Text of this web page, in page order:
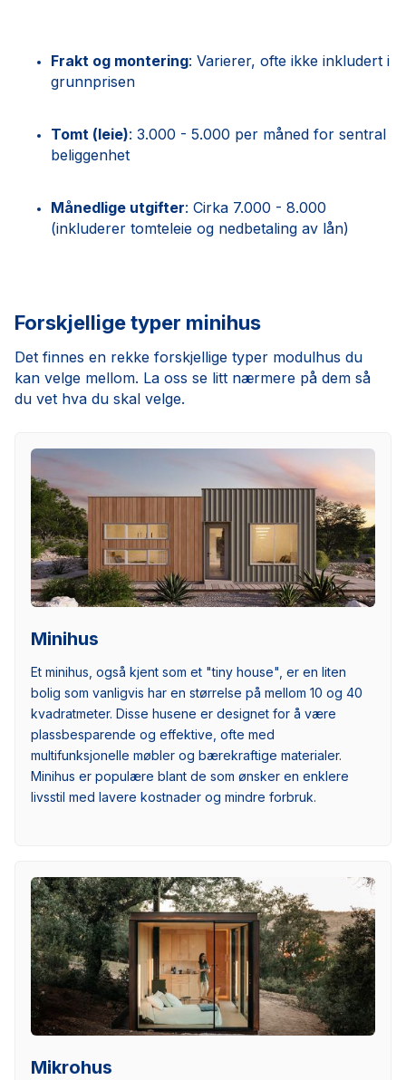
Frakt og montering: Varierer, ofte ikke inkludert i
grunnprisen
Tomt (leie): 3.000 - 5.000 per måned for sentral
beliggenhet
Månedlige utgifter: Cirka 7.000 - 8.000
(inkluderer tomteleie og nedbetaling av lån)
Forskjellige typer minihus
Det finnes en rekke forskjellige typer modulhus du
kan velge mellom. La oss se litt nærmere på dem så
du vet hva du skal velge.
Minihus
Et minihus, også kjent som et "tiny house", er en liten
bolig som vanligvis har en størrelse på mellom 10 og 40
kvadratmeter. Disse husene er designet for å være
plassbesparende og effektive, ofte med
multifunksjonelle møbler og bærekraftige materialer.
Minihus er populære blant de som ønsker en enklere
livsstil med lavere kostnader og mindre forbruk.
Mikrohus